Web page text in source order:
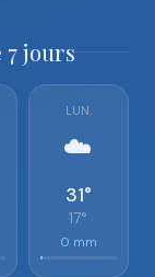
jours
LUN.
☁️
31°
17°
0 mm